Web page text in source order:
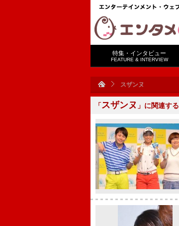
特集・インタビュー
FEATURE & INTERVIEW
スザンヌ
「スザンヌ 」に関連する